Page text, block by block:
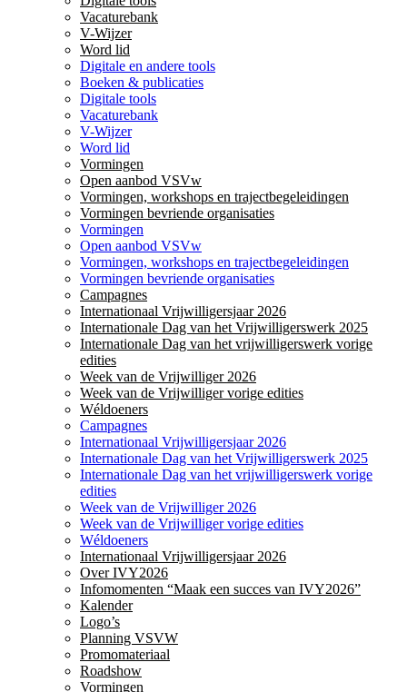
Vacaturebank
V-Wijzer
Word lid
Digitale en andere tools
Boeken & publicaties
Digitale tools
Vacaturebank
V-Wijzer
Word lid
Vormingen
Open aanbod VSVw
Vormingen, workshops en trajectbegeleidingen
Vormingen bevriende organisaties
Vormingen
Open aanbod VSVw
Vormingen, workshops en trajectbegeleidingen
Vormingen bevriende organisaties
Campagnes
Internationaal Vrijwilligersjaar 2026
Internationale Dag van het Vrijwilligerswerk 2025
Internationale Dag van het vrijwilligerswerk vorige
edities
Week van de Vrijwilliger 2026
Week van de Vrijwilliger vorige edities
Wéldoeners
Campagnes
Internationaal Vrijwilligersjaar 2026
Internationale Dag van het Vrijwilligerswerk 2025
Internationale Dag van het vrijwilligerswerk vorige
edities
Week van de Vrijwilliger 2026
Week van de Vrijwilliger vorige edities
Wéldoeners
Internationaal Vrijwilligersjaar 2026
Over IVY2026
Infomomenten “Maak een succes van IVY2026”
Kalender
Logo’s
Planning VSVW
Promomateriaal
Roadshow
Vormingen